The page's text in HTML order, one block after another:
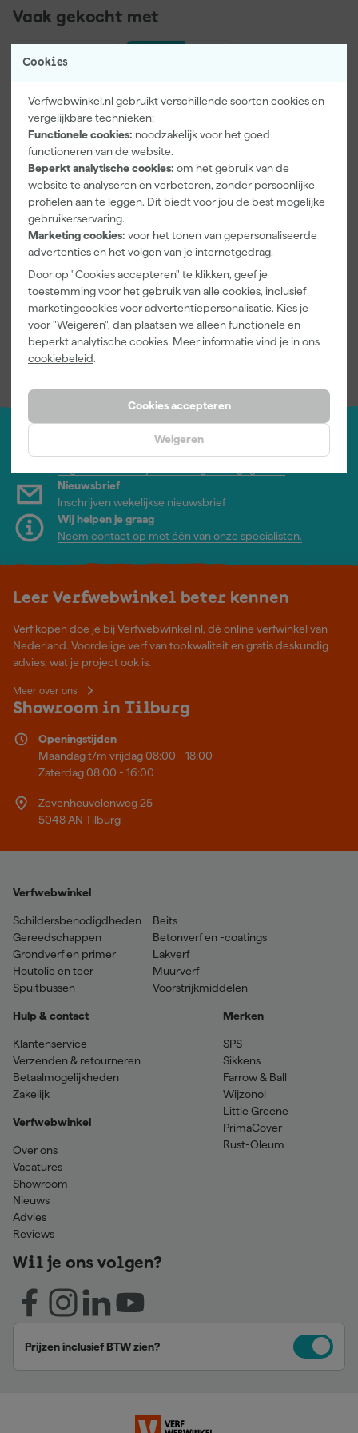
Cookies
Verfwebwinkel.nl gebruikt verschillende soorten cookies en
vergelijkbare technieken:
Functionele cookies: noodzakelijk voor het goed
functioneren van de website.
Beperkt analytische cookies: om het gebruik van de
website te analyseren en verbeteren, zonder persoonlijke
profielen aan te leggen. Dit biedt voor jou de best mogelijke
gebruikerservaring.
Marketing cookies: voor het tonen van gepersonaliseerde
advertenties en het volgen van je internetgedrag.
Door op "Cookies accepteren" te klikken, geef je
toestemming voor het gebruik van alle cookies, inclusief
marketingcookies voor advertentiepersonalisatie. Kies je
voor "Weigeren", dan plaatsen we alleen functionele en
beperkt analytische cookies. Meer informatie vind je in ons
cookiebeleid.
Cookies accepteren
Weigeren
Vaak gekocht met
Paintura
Lucamax
Washi tape -
50mx24mm
bezorgd
6,00
3,99
incl. BTW
Verfreiniger –
0,5L
bezorgd
6,99
Nieuwsbrief
Inschrijven wekelijkse nieuwsbrief
Wij helpen je graag
Neem contact op met één van onze specialisten.
Leer Verfwebwinkel beter kennen
Verf kopen doe je bij Verfwebwinkel.nl, dé online verfwinkel van
Nederland. Voordelige verf van topkwaliteit en gratis deskundig
advies, wat je project ook is.
Meer over ons
Showroom in Tilburg
Openingstijden
Maandag t/m vrijdag 08:00 - 18:00
Zaterdag 08:00 - 16:00
Zevenheuvelenweg 25
5048 AN Tilburg
Verfwebwinkel
Schildersbenodigdheden
Gereedschappen
Grondverf en primer
Houtolie en teer
Spuitbussen
Beits
Betonverf en -coatings
Lakverf
Muurverf
Voorstrijkmiddelen
Hulp & contact
Klantenservice
Verzenden & retourneren
Betaalmogelijkheden
Zakelijk
Verfwebwinkel
Over ons
Vacatures
Showroom
Nieuws
Advies
Reviews
Merken
SPS
Sikkens
Farrow & Ball
Wijzonol
Little Greene
PrimaCover
Rust-Oleum
Wil je ons volgen?
Prijzen inclusief BTW zien?